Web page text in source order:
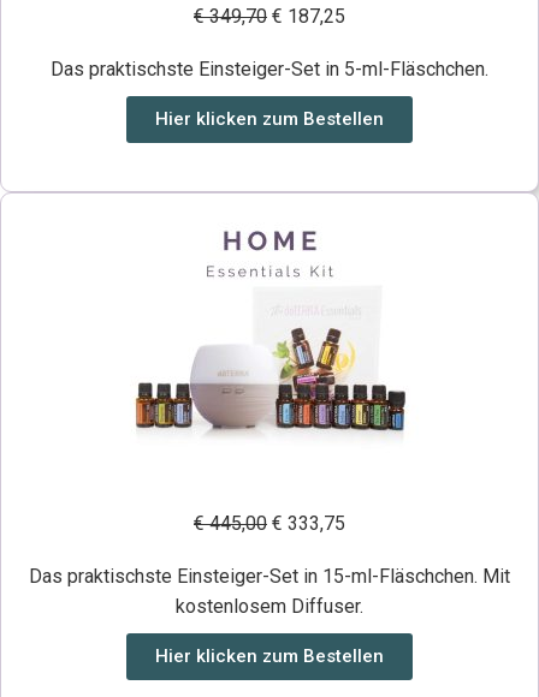
€ 349,70 € 187,25
Das praktischste Einsteiger-Set in 5-ml-Fläschchen.
Hier klicken zum Bestellen
€ 445,00 € 333,75
Das praktischste Einsteiger-Set in 15-ml-Fläschchen. Mit
kostenlosem Diffuser.
Hier klicken zum Bestellen